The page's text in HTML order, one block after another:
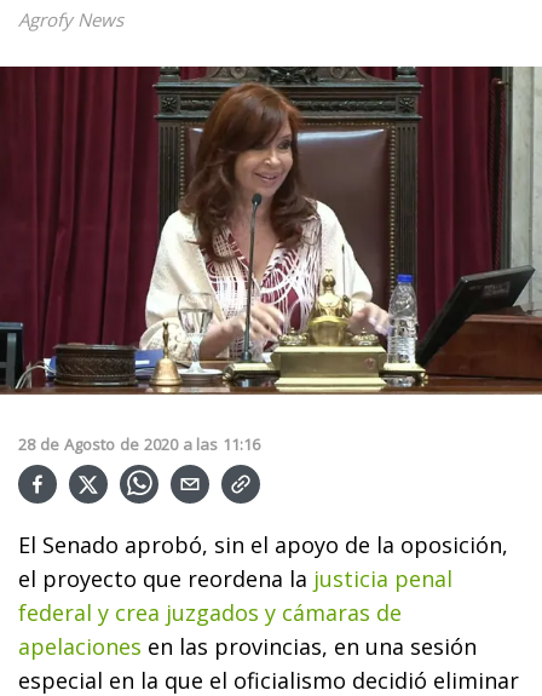
Agrofy News
28 de Agosto de 2020 a las 11:16
El Senado aprobó, sin el apoyo de la oposición,
el proyecto que reordena la justicia penal
federal y crea juzgados y cámaras de
apelaciones en las provincias, en una sesión
especial en la que el oficialismo decidió eliminar